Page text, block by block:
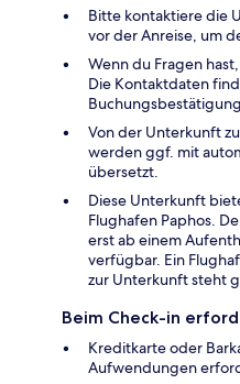
Bitte kontaktiere die
vor der Anreise, um
Wenn du Fragen
Die Kontaktdaten
Von der Unterkunft
werden ggf. mit
übersetzt.
Diese Unterkunft
Flughafen Paphos.
erst ab einem
verfügbar. Ein
zur Unterkunft steht
Beim Check-in
Kreditkarte oder
Aufwendungen